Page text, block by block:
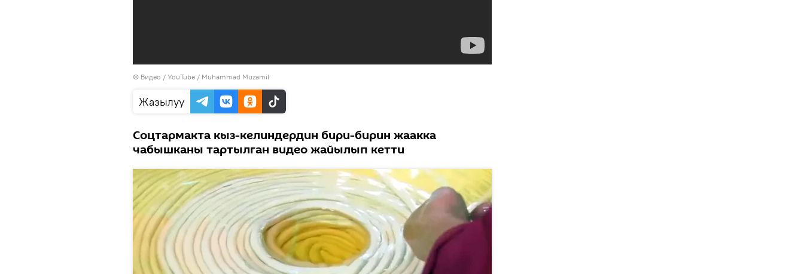
© Видео / YouTube / Muhammad Muzamil
Жазылуу
Соцтармакта кыз-келиндердин бири-бирин жаакка
чабышканы тартылган видео жайылып кетти